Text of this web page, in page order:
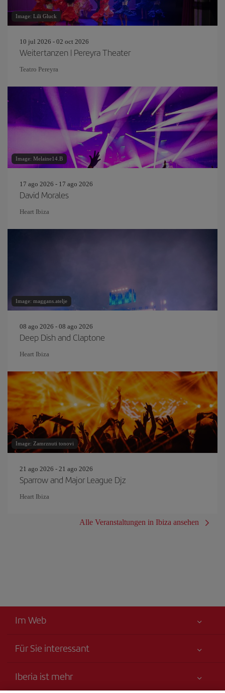
Image: Lili Gluck
10 jul 2026 - 02 oct 2026
Weitertanzen | Pereyra Theater
Teatro Pereyra
Image: Melaine14.B
17 ago 2026 - 17 ago 2026
David Morales
Heart Ibiza
Image: maggans.atelje
08 ago 2026 - 08 ago 2026
Deep Dish and Claptone
Heart Ibiza
Image: Zamrznuti tonovi
21 ago 2026 - 21 ago 2026
Sparrow and Major League Djz
Heart Ibiza
Alle Veranstaltungen in Ibiza ansehen
Im Web
Für Sie interessant
Erklärung zur Barrierefreiheit
Iberia ist mehr